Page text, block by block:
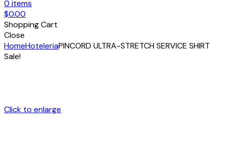
0 items
$0.00
Shopping Cart
Close
HomeHoteleriaPINCORD ULTRA-STRETCH SERVICE SHIRT
Sale!
Click to enlarge